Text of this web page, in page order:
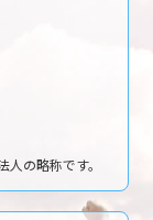
の略称です。